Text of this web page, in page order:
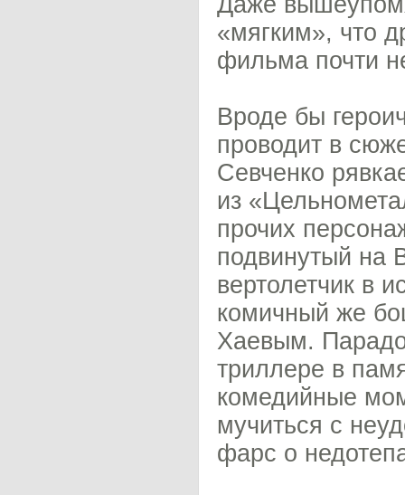
«мягким», что
фильма почти
Вроде бы
проводит в
Севченко
из
прочих
подвинутый на
вертолетчик в
комичный же
Хаевым.
триллере в
комедийные
мучиться с
фарс о